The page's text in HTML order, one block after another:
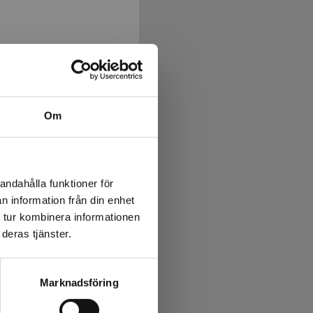
Om
funktioner för
information från din enhet
kombinera informationen
tjänster.
Marknadsföring
till akuten. Nora
ha kalas! De